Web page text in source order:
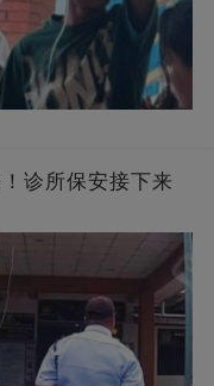
诊所保安接下来